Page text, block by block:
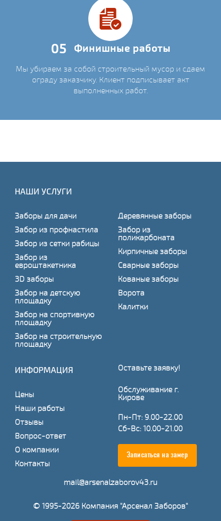
05 Финишные работы
Мы убираем за собой строительный мусор и сдаем
ограду заказчику. Клиент подписывает акт
выполненных работ.
НАШИ УСЛУГИ
Заборы для дачи
Забор из профнастила
Забор из сетки рабицы
Забор из
евроштакетника
3D заборы
Забор на детскую
площадку
Забор на спортивную
площадку
Забор на строительную
площадку
Деревянные заборы
Забор из
поликарбоната
Кирпичные заборы
Сварные заборы
Кованые заборы
Ворота
Калитки
ИНФОРМАЦИЯ
Цены
Наши работы
Отзывы
Вопрос-ответ
О компании
Контакты
Оставьте заявку!
Обслуживание г.
Кирове
Пн-Пт: 9.00-22.00
Сб-Вс: 10.00-21.00
Записаться на замер
mail@arsenalzaborov43.ru
© 1995-2026 Компания "Арсенал Заборов"